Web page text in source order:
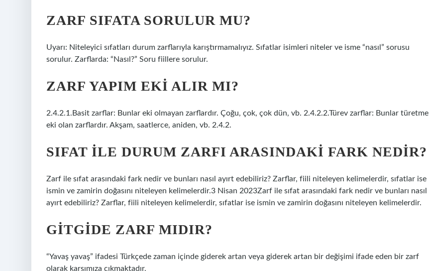
ZARF SIFATA SORULUR MU?
Uyarı: Niteleyici sıfatları durum zarflarıyla karıştırmamalıyız. Sıfatlar isimleri niteler ve isme “nasıl” sorusu
sorulur. Zarflarda: “Nasıl?” Soru fiillere sorulur.
ZARF YAPIM EKI ALIR MI?
2.4.2.1.Basit zarflar: Bunlar eki olmayan zarflardır. Çoğu, çok, çok dün, vb. 2.4.2.2.Türev zarflar: Bunlar türetme
eki olan zarflardır. Akşam, saatlerce, aniden, vb. 2.4.2.
SIFAT ILE DURUM ZARFI ARASINDAKI FARK NEDIR?
Zarf ile sıfat arasındaki fark nedir ve bunları nasıl ayırt edebiliriz? Zarflar, fiili niteleyen kelimelerdir, sıfatlar ise
ismin ve zamirin doğasını niteleyen kelimelerdir.3 Nisan 2023Zarf ile sıfat arasındaki fark nedir ve bunları nasıl
ayırt edebiliriz? Zarflar, fiili niteleyen kelimelerdir, sıfatlar ise ismin ve zamirin doğasını niteleyen kelimelerdir.
GITGIDE ZARF MIDIR?
“Yavaş yavaş” ifadesi Türkçede zaman içinde giderek artan veya giderek artan bir değişimi ifade eden bir zarf
olarak karşımıza çıkmaktadır.